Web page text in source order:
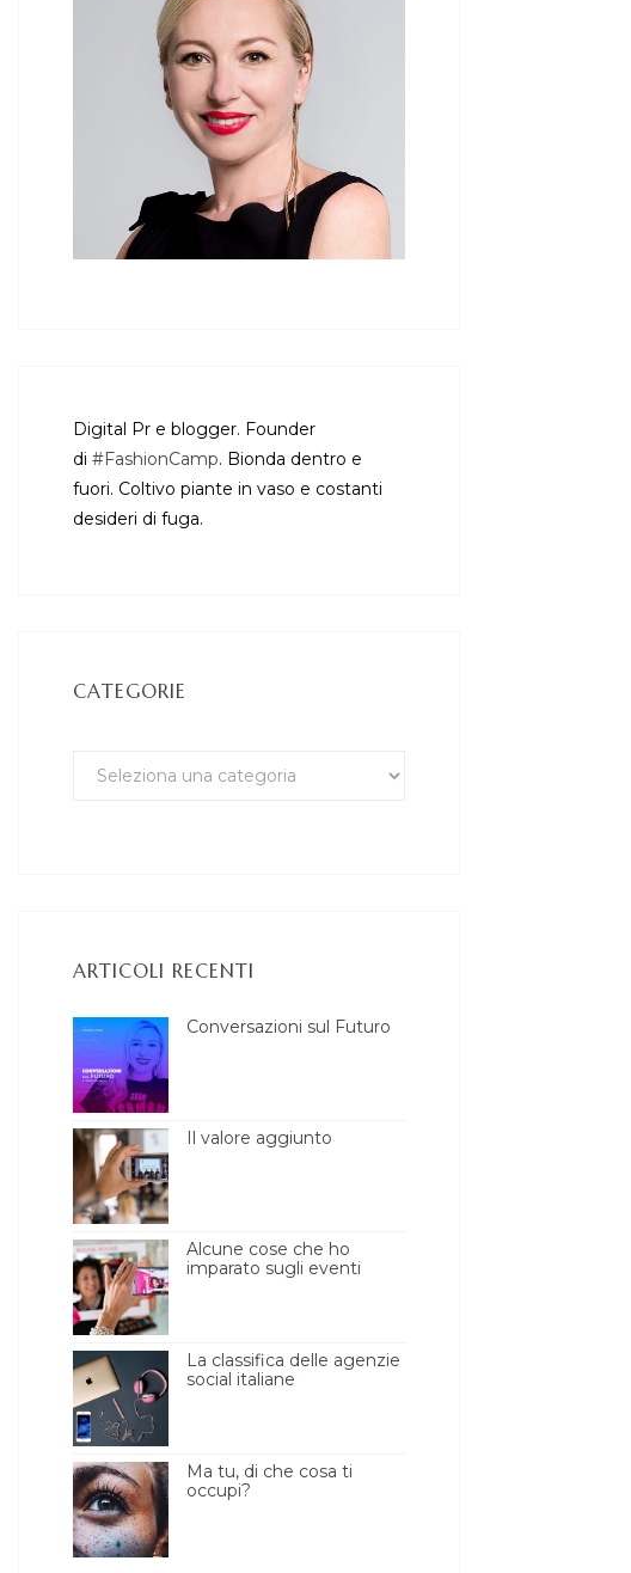
Digital Pr e blogger. Founder
di #FashionCamp. Bionda dentro e
fuori. Coltivo piante in vaso e costanti
desideri di fuga.
CATEGORIE
ARTICOLI RECENTI
Conversazioni sul Futuro
Il valore aggiunto
Alcune cose che ho
imparato sugli eventi
La classifica delle agenzie
social italiane
Ma tu, di che cosa ti
occupi?